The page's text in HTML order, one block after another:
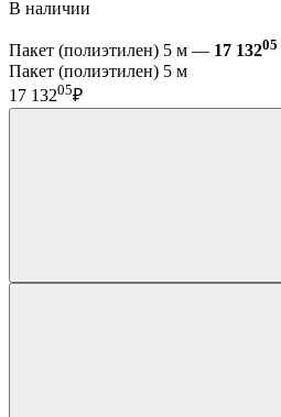
В наличии
Пакет (полиэтилен) 5 м — 17 13205
Пакет (полиэтилен) 5 м
17 13205₽